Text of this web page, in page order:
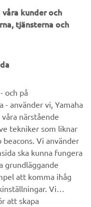
Motor Co., Ltd.
icke-kommersiella
från
Motor Co.,
trafikregler
kunder och
tjänsterna och
och på
använder vi, Yamaha
närstående
tekniker som liknar
beacons. Vi använder
ska kunna fungera
grundläggande
att komma ihåg
Vi
att skapa